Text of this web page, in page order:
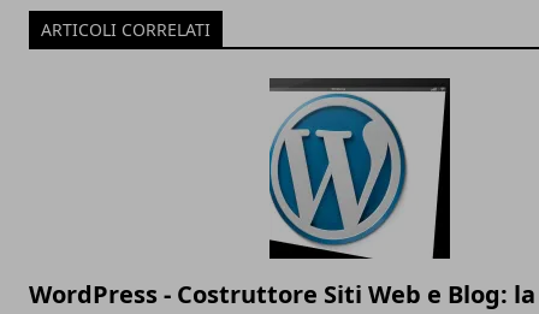
ARTICOLI CORRELATI
WordPress - Costruttore Siti Web e Blog: